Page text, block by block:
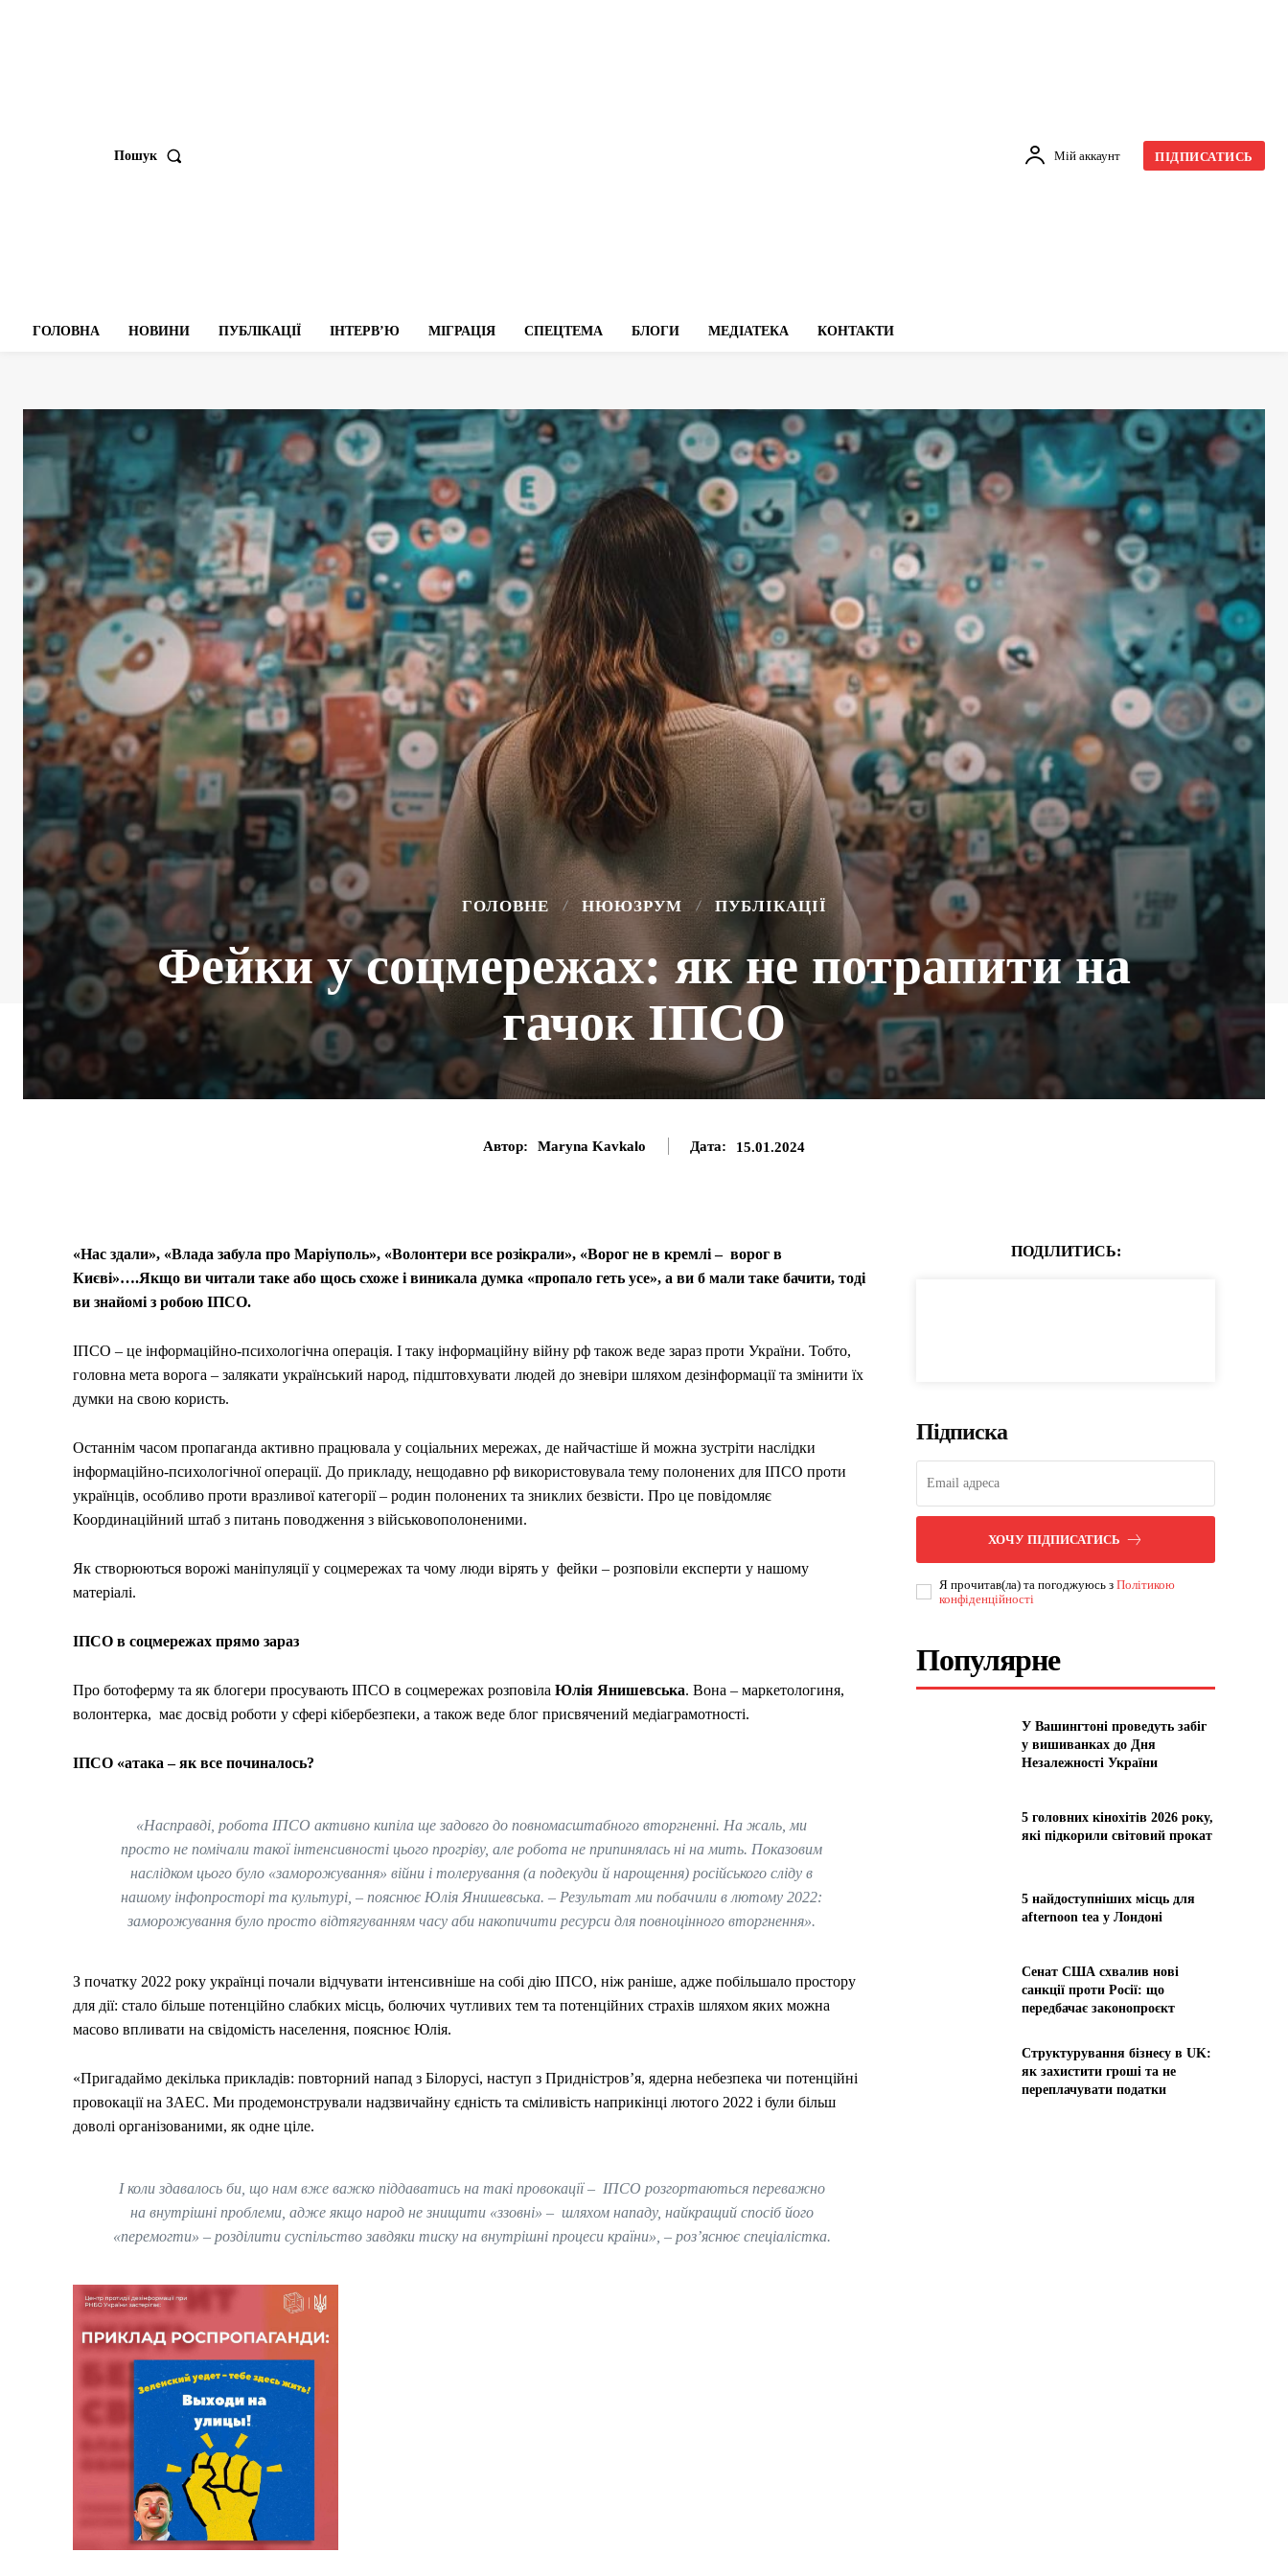
Пошук Мій аккаунт ПІДПИСАТИСЬ
ГОЛОВНА НОВИНИ ПУБЛІКАЦІЇ ІНТЕРВʼЮ МІГРАЦІЯ СПЕЦТЕМА БЛОГИ МЕДІАТЕКА КОНТАКТИ
ГОЛОВНЕ НЮЮЗРУМ ПУБЛІКАЦІЇ
Фейки у соцмережах: як не потрапити на
гачок ІПСО
Автор: Maryna Kavkalo Дата: 15.01.2024
«Нас здали», «Влада забула про Маріуполь», «Волонтери все розікрали», «Ворог не в кремлі – ворог в
Києві»….Якщо ви читали таке або щось схоже і виникала думка «пропало геть усе», а ви б мали таке бачити, тоді
ви знайомі з робою ІПСО.
ІПСО – це інформаційно-психологічна операція. І таку інформаційну війну рф також веде зараз проти України. Тобто,
головна мета ворога – залякати український народ, підштовхувати людей до зневіри шляхом дезінформації та змінити їх
думки на свою користь.
Останнім часом пропаганда активно працювала у соціальних мережах, де найчастіше й можна зустріти наслідки
інформаційно-психологічної операції. До прикладу, нещодавно рф використовувала тему полонених для ІПСО проти
українців, особливо проти вразливої категорії – родин полонених та зниклих безвісти. Про це повідомляє
Координаційний штаб з питань поводження з військовополоненими.
Як створюються ворожі маніпуляції у соцмережах та чому люди вірять у фейки – розповіли експерти у нашому
матеріалі.
ІПСО в соцмережах прямо зараз
Про ботоферму та як блогери просувають ІПСО в соцмережах розповіла Юлія Янишевська. Вона – маркетологиня,
волонтерка, має досвід роботи у сфері кібербезпеки, а також веде блог присвячений медіаграмотності.
ІПСО «атака – як все починалось?
«Насправді, робота ІПCО активно кипіла ще задовго до повномасштабного вторгненні. На жаль, ми
просто не помічали такої інтенсивності цього прогріву, але робота не припинялась ні на мить. Показовим
наслідком цього було «заморожування» війни і толерування (а подекуди й нарощення) російського сліду в
нашому інфопросторі та культурі,– пояснює Юлія Янишевська.– Результат ми побачили в лютому 2022:
заморожування було просто відтягуванням часу аби накопичити ресурси для повноцінного вторгнення».
З початку 2022 року українці почали відчувати інтенсивніше на собі дію ІПCО, ніж раніше, адже побільшало простору
для дії: стало більше потенційно слабких місць, болючих чутливих тем та потенційних страхів шляхом яких можна
масово впливати на свідомість населення, пояснює Юлія.
«Пригадаймо декілька прикладів: повторний напад з Білорусі, наступ з Придністровʼя, ядерна небезпека чи потенційні
провокації на ЗАЕС. Ми продемонстрували надзвичайну єдність та сміливість наприкінці лютого 2022 і були більш
доволі організованими, як одне ціле.
І коли здавалось би, що нам вже важко піддаватись на такі провокації– ІПСО розгортаються переважно
на внутрішні проблеми, адже якщо народ не знищити «ззовні» –шляхом нападу, найкращий спосіб його
«перемогти» – розділити суспільство завдяки тиску на внутрішні процеси країни», – роз’яснює спеціалістка.
ПОДІЛИТИСЬ:
Підписка
ХОЧУ ПІДПИСАТИСЬ
Я прочитав(ла) та погоджуюсь зПолітикою
конфіденційності
Популярне
У Вашингтоні проведуть забіг
у вишиванках до Дня
Незалежності України
5 головних кінохітів 2026 року,
які підкорили світовий прокат
5 найдоступніших місць для
afternoon tea у Лондоні
Сенат США схвалив нові
санкції проти Росії: що
передбачає законопроєкт
Структурування бізнесу в UK:
як захистити гроші та не
переплачувати податки